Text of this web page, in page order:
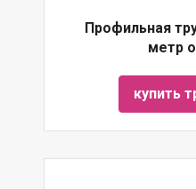
Профильная
метр
купить